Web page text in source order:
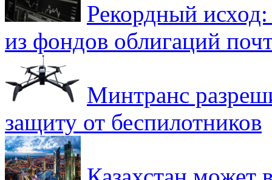
Рекордный
из фондов облигаций
Минтранс
защиту от беспилотников